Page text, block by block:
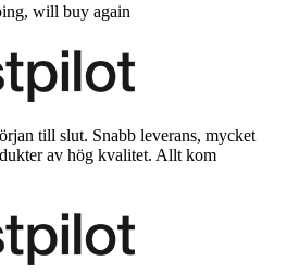
will buy again
till slut. Snabb leverans, mycket
av hög kvalitet. Allt kom